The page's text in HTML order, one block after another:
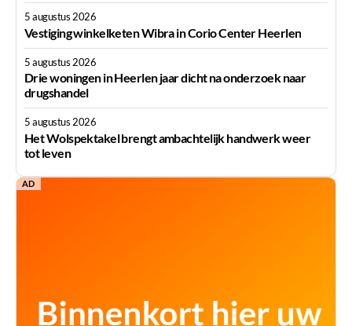
5 augustus 2026
Vestiging winkelketen Wibra in Corio Center Heerlen
5 augustus 2026
Drie woningen in Heerlen jaar dicht na onderzoek naar
drugshandel
5 augustus 2026
Het Wolspektakel brengt ambachtelijk handwerk weer
tot leven
AD